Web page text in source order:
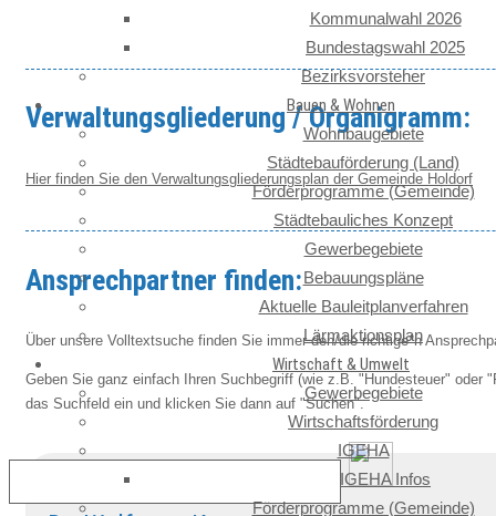
Kommunalwahl 2026
Bundestagswahl 2025
Bezirksvorsteher
Bauen & Wohnen
Wohnbaugebiete
Städtebauförderung (Land)
Förderprogramme (Gemeinde)
Städtebauliches Konzept
Gewerbegebiete
Bebauungspläne
Aktuelle Bauleitplanverfahren
Lärmaktionsplan
Wirtschaft & Umwelt
Gewerbegebiete
Wirtschaftsförderung
IGEHA
IGEHA Infos
Förderprogramme (Gemeinde)
Verwaltungsgliederung / Organigramm:
Hier finden Sie den Verwaltungsgliederungsplan der Gemeinde Holdorf
Ansprechpartner finden:
Über unsere Volltextsuche finden Sie immer den/die richtige*n
Geben Sie ganz einfach Ihren Suchbegriff (wie z.B. "Hundesteuer" oder
das Suchfeld ein und klicken Sie dann auf "Suchen".